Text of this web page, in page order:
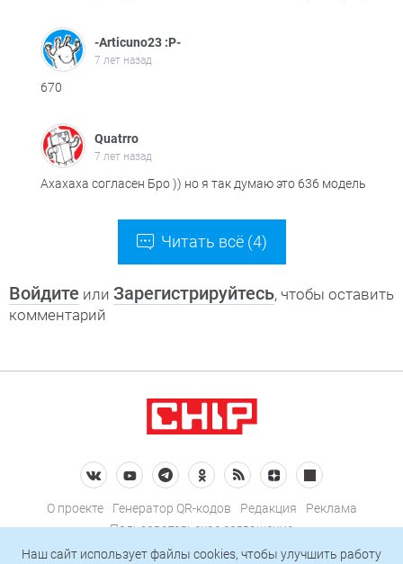
-Articuno23 :P-
7 лет назад
670
Quatrro
7 лет назад
Ахахаха согласен Бро )) но я так думаю это 636 модель
Читать всё (4)
Войдите или Зарегистрируйтесь, чтобы оставить
комментарий
О проекте Генератор QR-кодов Редакция
Реклама
Пользовательское соглашение
Политика конфиденциальности
Наш сайт использует файлы cookies, чтобы улучшить работу